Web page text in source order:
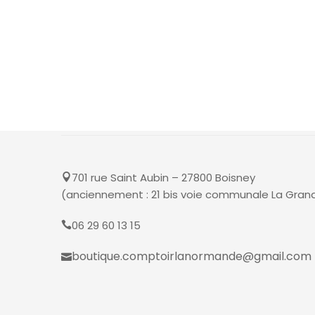
701 rue Saint Aubin – 27800 Boisney
(anciennement : 21 bis voie communale La
06 29 60 13 15
boutique.comptoirlanormande@gmail.com